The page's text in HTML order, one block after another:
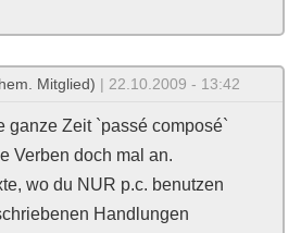
Mitglied) | 22.10.2009 - 13:42
ganze Zeit `passé composé`
Verben doch mal an.
wo du NUR p.c. benutzen
Handlungen